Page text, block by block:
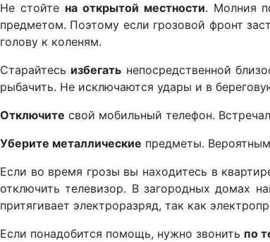
Не стойте на открытой местности. Молния
предметом. Поэтому если грозовой фронт
голову к коленям.
Старайтесь избегать непосредственной
рыбачить. Не исключаются удары и в
Отключите свой мобильный телефон.
Уберите металлические предметы.
Если во время грозы вы находитесь в
отключить телевизор. В загородных домах
притягивает электроразряд, так как
Если понадобится помощь, нужно звонить по